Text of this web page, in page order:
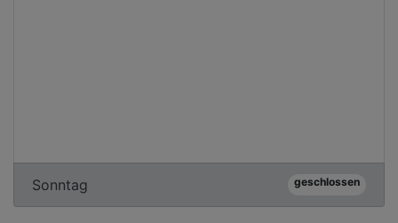
Sonntag geschlossen